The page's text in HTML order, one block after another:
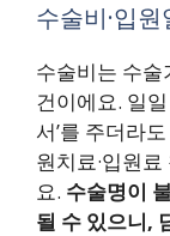
수술비·입
수술비는 수
건이에요. 일
서’를 주더라
원치료·입원
요. 수술명이
될 수 있으니,